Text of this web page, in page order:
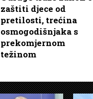
zaštiti djece od
pretilosti, trećina
osmogodišnjaka s
prekomjernom
težinom